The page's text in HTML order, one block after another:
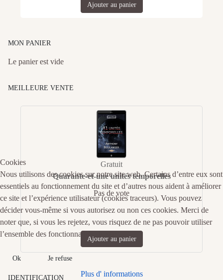
Ajouter au panier
MON PANIER
Le panier est vide
MEILLEURE VENTE
Gratuit
Quarante-et-une unités temporelles
Pas de vote
Ajouter au panier
IDENTIFICATION
Cookies
Nous utilisons des cookies sur notre site web. Certains d’entre eux sont
essentiels au fonctionnement du site et d’autres nous aident à améliorer
ce site et l’expérience utilisateur (cookies traceurs). Vous pouvez
décider vous-même si vous autorisez ou non ces cookies. Merci de
noter que, si vous les rejetez, vous risquez de ne pas pouvoir utiliser
l’ensemble des fonctionnalités du site.
Ok Je refuse
Plus d' informations